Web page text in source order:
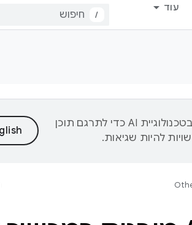
עוד
/
‫Google משתמשת בטכנולוגיית AI כדי לתרגם תוכן
להיות שגיאות.